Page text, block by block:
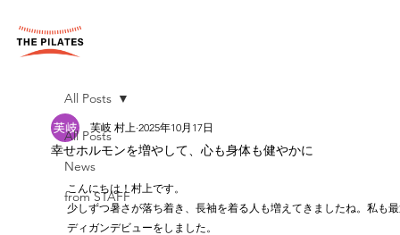
All Posts
News
from STAFF
All Posts
幸せホルモンを増やして、心も身体も健やかに
芙岐 村上 2025年10月17日
こんにちは！村上です。
少しずつ暑さが落ち着き、長袖を着る人も増えてきましたね。私も
ディガンデビューをしました。